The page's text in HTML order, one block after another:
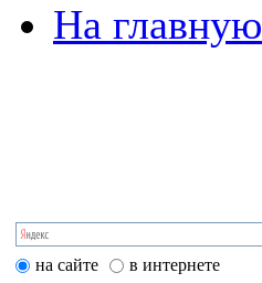
На главную
на сайте в интернете